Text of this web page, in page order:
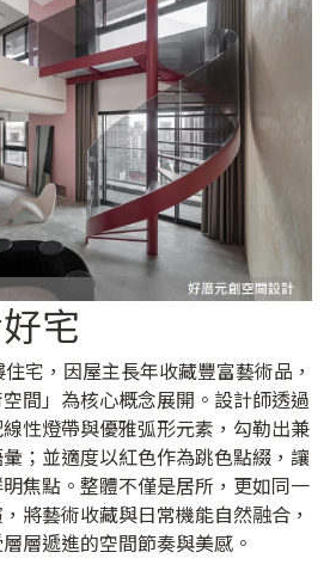
宅
宅，因屋主長年收藏豐富藝術品，
間」為核心概念展開。設計師透過
性燈帶與優雅弧形元素，勾勒出兼
；並適度以紅色作為跳色點綴，讓
焦點。整體不僅是居所，更如同一
將藝術收藏與日常機能自然融合，
層遞進的空間節奏與美感。